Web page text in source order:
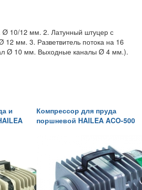
10/12 мм. 2. Латунный штуцер с
12 мм. 3. Разветвитель потока на 16
Ø 10 мм. Выходные каналы Ø 4 мм.).
и
Компрессор для пруда
поршневой HAILEA ACO-500